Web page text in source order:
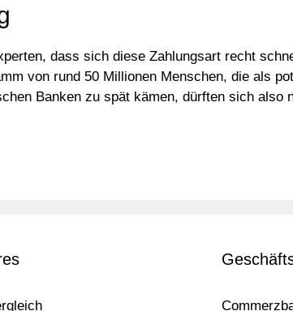
dass sich diese Zahlungsart recht
von rund 50 Millionen Menschen, die als
Banken zu spät kämen, dürften sich also